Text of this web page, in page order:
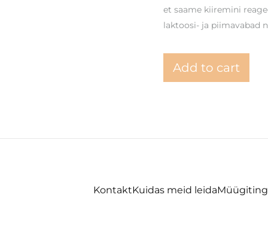
et saame kiiremini
laktoosi- ja piimavabad
Add to cart
KontaktKuidas meid leida